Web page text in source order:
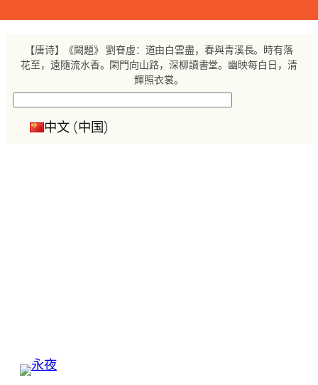
【唐诗】《闕題》 劉眘虛：道由白雲盡，春與青溪長。時有落
花至，遠隨流水香。閑門向山路，深柳讀書堂。幽映每白日，清
輝照衣裳。
中文 (中国)